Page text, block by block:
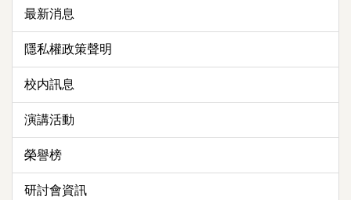
最新消息
隱私權政策聲明
校内訊息
演講活動
榮譽榜
研討會資訊